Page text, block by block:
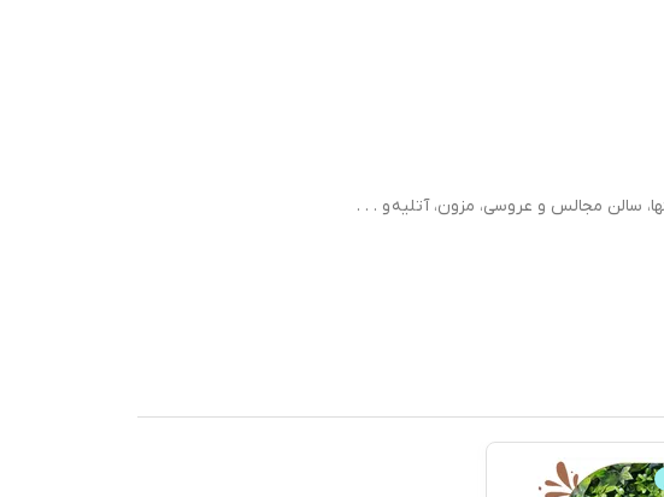
سالن مجالس و عروسی، مزون، آتلیه و . . .